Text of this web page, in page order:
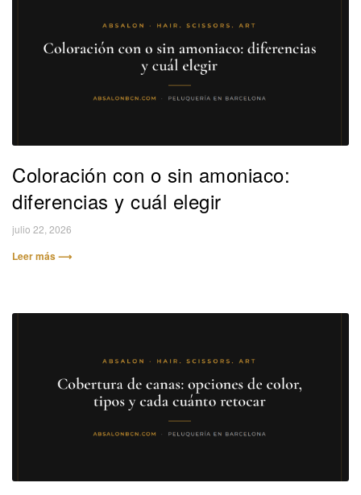
Coloración con o sin amoniaco:
diferencias y cuál elegir
julio 22, 2026
Leer más ⟶